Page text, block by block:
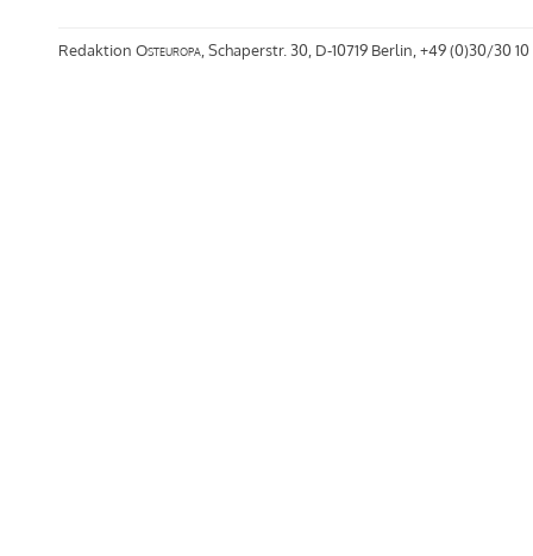
Redaktion Osteuropa, Schaperstr. 30, D-10719 Berlin, +49 (0)30/30